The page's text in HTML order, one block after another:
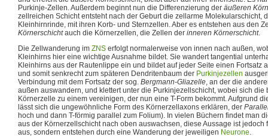
Purkinje-Zellen. Außerdem beginnt nun die Differenzierung der äußeren
zellreichen Schicht entsteht nach der Geburt die zellarme Molekularschicht,
Kleinhirnrinde, mit ihren Korb- und Sternzellen. Aber es entstehen aus den
Körnerschichtauch die Körnerzellen, die Zellen der inneren Körnerschicht.
Die Zellwanderung im ZNS erfolgt normalerweise von innen nach außen,
Kleinhirns hier eine wichtige Ausnahme bildet. Sie wandert tangential
Kleinhirns aus der Rautenlippe ein und bildet auf jeder Seite einen Fortsatz
und somit senkrecht zum späteren Dendritenbaum der Purkinjezellen
Verbindung mit dem Fortsatz der sog. Bergmann-Gliazelle, an der die
außen auswandern, und klettert unter die Purkinjezellschicht, wobei sich die
Körnerzelle zu einem vereinigen, der nun eine T-Form bekommt. Aufgrund
lässt sich die ungewöhnliche Form des Körnerzellaxons erklären, der
hoch und dann T-förmig parallel zum Folium). In vielen Büchern findet man
aus der Körnerzellschicht nach oben auswachsen, diese Aussage ist jedoch
aus, sondern entstehen durch eine Wanderung der jeweiligen Neurone.